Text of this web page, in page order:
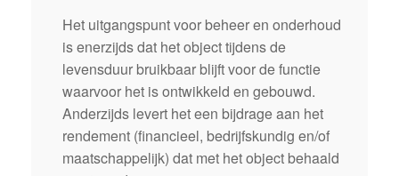
Het uitgangspunt voor beheer en onderhoud
is enerzijds dat het object tijdens de
levensduur bruikbaar blijft voor de functie
waarvoor het is ontwikkeld en gebouwd.
Anderzijds levert het een bijdrage aan het
rendement (financieel, bedrijfskundig en/of
maatschappelijk) dat met het object behaald